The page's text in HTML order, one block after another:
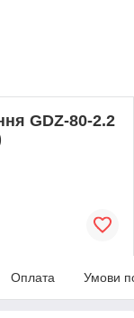
GDZ-80-2.2
Оплата Умови